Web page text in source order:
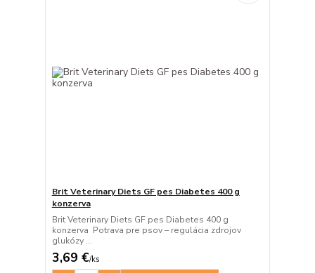
Brit Veterinary Diets GF pes Diabetes 400 g
konzerva
Brit Veterinary Diets GF pes Diabetes 400 g
konzerva Potrava pre psov – regulácia zdrojov
glukózy ...
3,69 €/ks